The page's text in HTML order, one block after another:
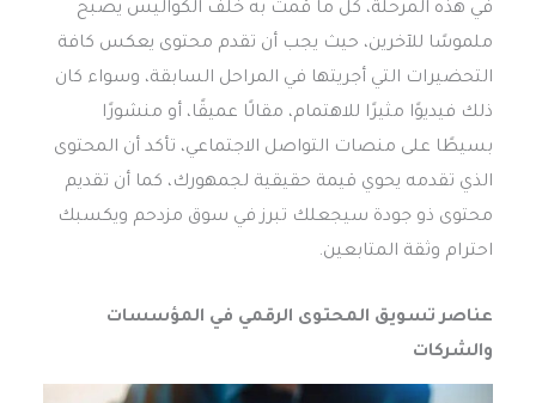
في هذه المرحلة، كل ما قمت به خلف الكواليس يصبح
ملموسًا للآخرين، حيث يجب أن تقدم محتوى يعكس كافة
التحضيرات التي أجريتها في المراحل السابقة، وسواء كان
ذلك فيديوًا مثيرًا للاهتمام، مقالًا عميقًا، أو منشورًا
بسيطًا على منصات التواصل الاجتماعي، تأكد أن المحتوى
الذي تقدمه يحوي قيمة حقيقية لجمهورك، كما أن تقديم
محتوى ذو جودة سيجعلك تبرز في سوق مزدحم ويكسبك
احترام وثقة المتابعين.
عناصر تسويق المحتوى الرقمي في المؤسسات
والشركات